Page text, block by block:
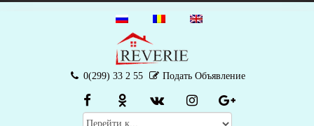
0(299) 33 2 55 Подать Объявление